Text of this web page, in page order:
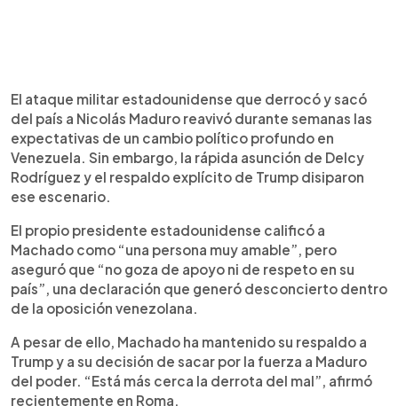
El ataque militar estadounidense que derrocó y sacó
del país a Nicolás Maduro reavivó durante semanas las
expectativas de un cambio político profundo en
Venezuela. Sin embargo, la rápida asunción de Delcy
Rodríguez y el respaldo explícito de Trump disiparon
ese escenario.
El propio presidente estadounidense calificó a
Machado como “una persona muy amable”, pero
aseguró que “no goza de apoyo ni de respeto en su
país”, una declaración que generó desconcierto dentro
de la oposición venezolana.
A pesar de ello, Machado ha mantenido su respaldo a
Trump y a su decisión de sacar por la fuerza a Maduro
del poder. “Está más cerca la derrota del mal”, afirmó
recientemente en Roma.